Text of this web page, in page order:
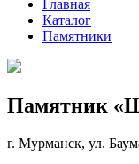
Главная
Каталог
Памятники
Памятник
г. Мурманск, ул.